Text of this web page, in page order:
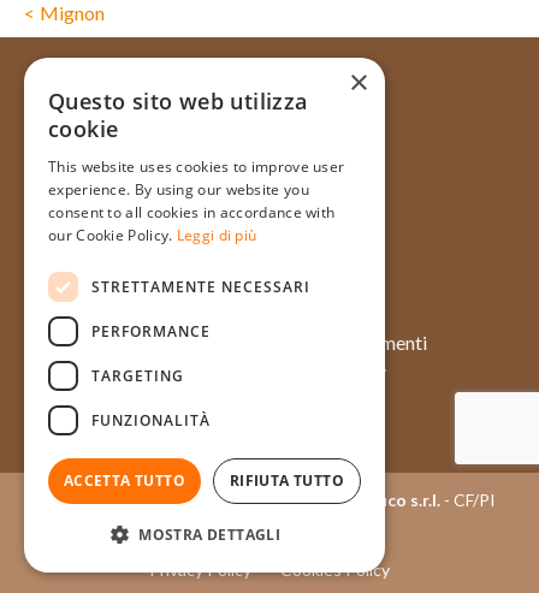
Mignon
Via Galata, 31R - 16121 Genova
+39 010 565714
+39 348 1754128
info@pasticceriatagliafico.it
Chi siamo
Prodotti
Momenti
Contatti
Approfondimenti
Case history
Copyright © 2015 - 2026Pasticceria Tagliafico s.r.l. - CF/PI
03404050100
Privacy Policy Cookies Policy
×
Questo sito web utilizza
cookie
This website uses cookies to improve user
experience. By using our website you
consent to all cookies in accordance with
our Cookie Policy. Leggi di più
STRETTAMENTE NECESSARI
PERFORMANCE
TARGETING
FUNZIONALITÀ
ACCETTA TUTTO RIFIUTA TUTTO
MOSTRA DETTAGLI